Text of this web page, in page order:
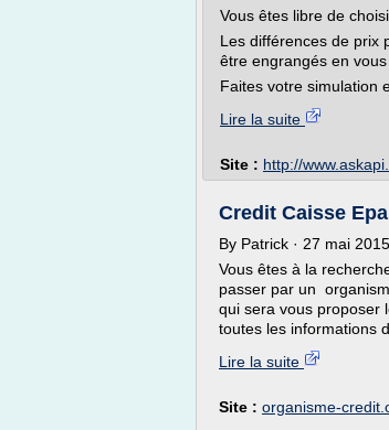
Vous êtes libre de
Les différences de prix
être engrangés en
Faites votre simulation
Lire la suite
Site : http://
Credit Caisse
By Patrick · 27 mai
Vous êtes à la
passer par un
qui sera vous proposer
toutes les informations
Lire la suite
Site : organisme-